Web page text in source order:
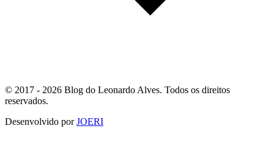
© 2017 - 2026 Blog do Leonardo Alves. Todos os direitos
reservados.
Desenvolvido porJOERI